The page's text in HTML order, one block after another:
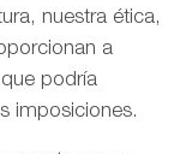
nuestra ética,
a
podría
imposiciones.